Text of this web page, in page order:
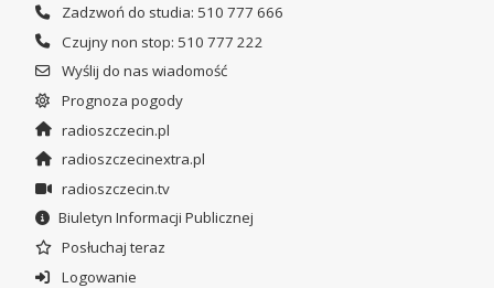
Zadzwoń do studia: 510 777 666
Czujny non stop: 510 777 222
Wyślij do nas wiadomość
Prognoza pogody
radioszczecin.pl
radioszczecinextra.pl
radioszczecin.tv
Biuletyn Informacji Publicznej
Posłuchaj teraz
Logowanie